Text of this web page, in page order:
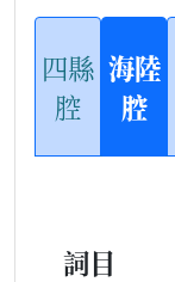
四縣
腔
海陸
腔
詞目